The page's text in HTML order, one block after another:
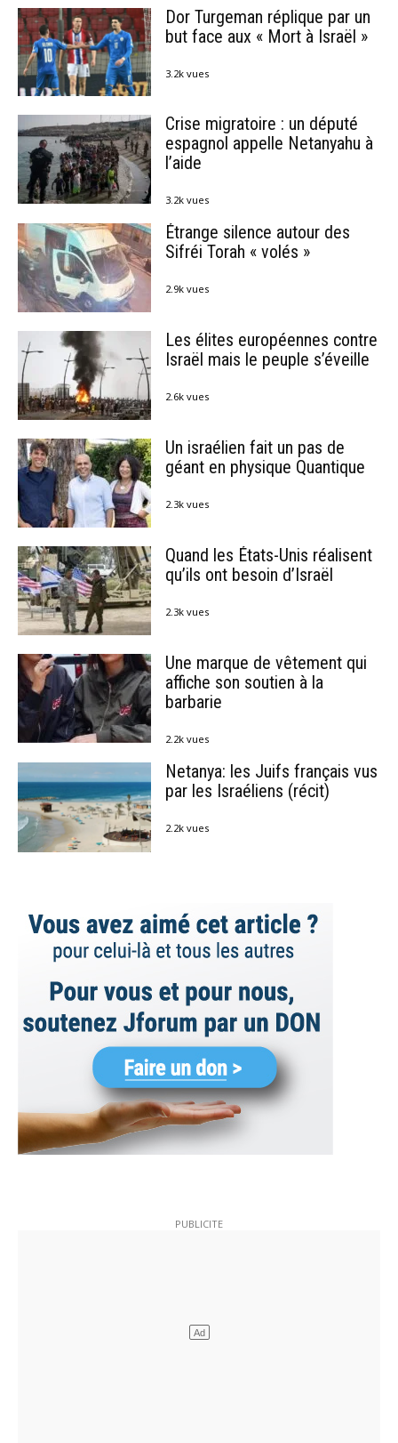
Dor Turgeman réplique par un
but face aux « Mort à Israël »
3.2k vues
Crise migratoire : un député
espagnol appelle Netanyahu à
l’aide
3.2k vues
Étrange silence autour des
Sifréi Torah « volés »
2.9k vues
Les élites européennes contre
Israël mais le peuple s’éveille
2.6k vues
Un israélien fait un pas de
géant en physique Quantique
2.3k vues
Quand les États-Unis réalisent
qu’ils ont besoin d’Israël
2.3k vues
Une marque de vêtement qui
affiche son soutien à la
barbarie
2.2k vues
Netanya: les Juifs français vus
par les Israéliens (récit)
2.2k vues